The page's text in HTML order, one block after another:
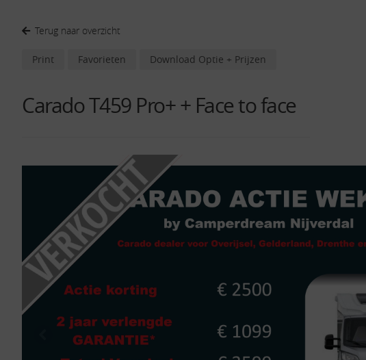
Terug naar overzicht
Print Favorieten Download Optie + Prijzen
Carado T459 Pro+ + Face to face